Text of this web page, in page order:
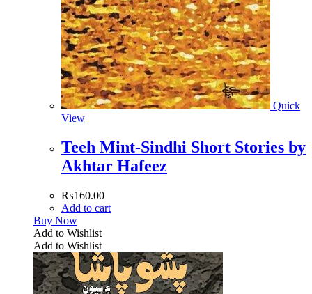
Quick
View
Teeh Mint-Sindhi Short Stories by
Akhtar Hafeez
₨160.00
Add to cart
Buy Now
Add to Wishlist
Add to Wishlist